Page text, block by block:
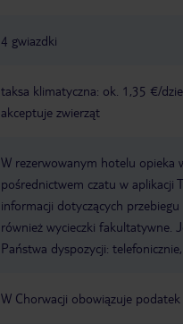
4 gwiazdki
taksa klimatyczna: ok. 1,35 €/
akceptuje zwierząt
W rezerwowanym hotelu opieka
pośrednictwem czatu w aplikacji
informacji dotyczących
również wycieczki fakultatywne.
Państwa dyspozycji:
W Chorwacji obowiązuje